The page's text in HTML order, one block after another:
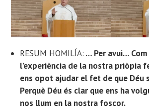
RESUM HOMILÍA: … Per avui…
l’experiència de la nostra priòpia
ens opot ajudar el fet de que Déu
Perquè Déu és clar que ens ha
nos llum en la nostra foscor.